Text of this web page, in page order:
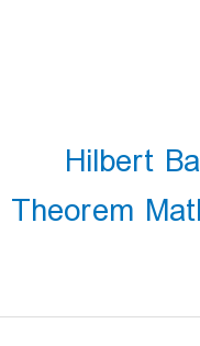
Hilbert
Theorem